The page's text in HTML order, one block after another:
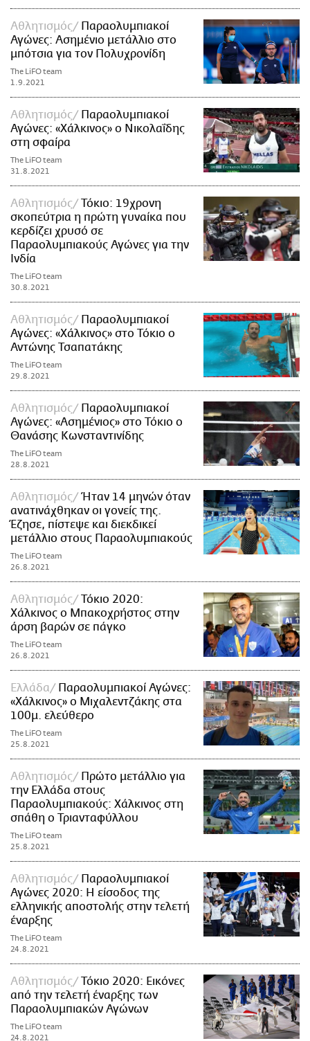
Αθλητισμός
Παραολυμπιακοί
Αγώνες: Ασημένιο μετάλλιο στο
μπότσια για τον Πολυχρονίδη
The LiFO team
1.9.2021
Αθλητισμός
Παραολυμπιακοί
Αγώνες: «Χάλκινος» ο Νικολαΐδης
στη σφαίρα
The LiFO team
31.8.2021
Αθλητισμός
Τόκιο: 19χρονη
σκοπεύτρια η πρώτη γυναίκα που
κερδίζει χρυσό σε
Παραολυμπιακούς Αγώνες για την
Ινδία
The LiFO team
30.8.2021
Αθλητισμός
Παραολυμπιακοί
Αγώνες: «Χάλκινος» στο Τόκιο ο
Αντώνης Τσαπατάκης
The LiFO team
29.8.2021
Αθλητισμός
Παραολυμπιακοί
Αγώνες: «Ασημένιος» στο Τόκιο ο
Θανάσης Κωνσταντινίδης
The LiFO team
28.8.2021
Αθλητισμός
Ήταν 14 μηνών όταν
ανατινάχθηκαν οι γονείς της.
Έζησε, πίστεψε και διεκδικεί
μετάλλιο στους Παραολυμπιακούς
The LiFO team
26.8.2021
Αθλητισμός
Τόκιο 2020:
Χάλκινος ο Μπακοχρήστος στην
άρση βαρών σε πάγκο
The LiFO team
26.8.2021
Ελλάδα
Παραολυμπιακοί Αγώνες:
«Χάλκινος» ο Μιχαλεντζάκης στα
100μ. ελεύθερο
The LiFO team
25.8.2021
Αθλητισμός
Πρώτο μετάλλιο για
την Ελλάδα στους
Παραολυμπιακούς: Χάλκινος στη
σπάθη ο Τριανταφύλλου
The LiFO team
25.8.2021
Αθλητισμός
Παραολυμπιακοί
Αγώνες 2020: Η είσοδος της
ελληνικής αποστολής στην τελετή
έναρξης
The LiFO team
24.8.2021
Αθλητισμός
Τόκιο 2020: Eικόνες
από την τελετή έναρξης των
Παραολυμπιακών Αγώνων
The LiFO team
24.8.2021